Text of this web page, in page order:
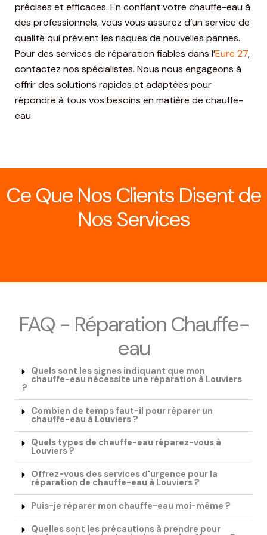
précises et efficaces. En confiant votre chauffe-eau à
des professionnels, vous vous assurez d’un service de
qualité qui prévient les risques de nouvelles pannes.
Pour des services de réparation fiables dans l’Eure 27,
contactez nos spécialistes. Nous nous engageons à
offrir des solutions rapides et adaptées pour
répondre à tous vos besoins en matière de chauffe-
eau.
Ce Que Nos Clients Disent de
Nos Services
FAQ - Réparation Chauffe-
eau
Quels sont les signes indiquant que mon
chauffe-eau nécessite une réparation à Louviers
?
Combien de temps faut-il pour réparer un
chauffe-eau à Louviers ?
Quels types de chauffe-eau réparez-vous à
Louviers ?
Offrez-vous des services d'urgence pour la
réparation de chauffe-eau à Louviers ?
Puis-je réparer mon chauffe-eau moi-même ?
Quelles sont les précautions à prendre pour